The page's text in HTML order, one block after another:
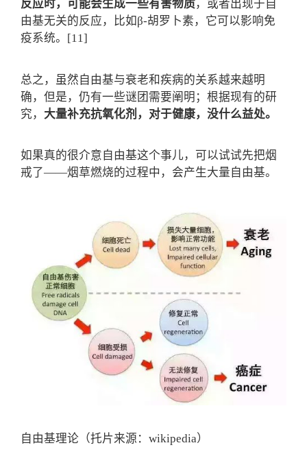
反应时，可能会生成一些有害物质，或者出现于自
由基无关的反应，比如β-胡罗卜素，它可以影响免
疫系统。[11]
总之，虽然自由基与衰老和疾病的关系越来越明
确，但是，仍有一些谜团需要阐明；根据现有的研
究， 大量补充抗氧化剂，对于健康，没什么益处。
如果真的很介意自由基这个事儿，可以试试先把烟
戒了——烟草燃烧的过程中，会产生大量自由基。
自由基理论（托片来源：wikipedia）